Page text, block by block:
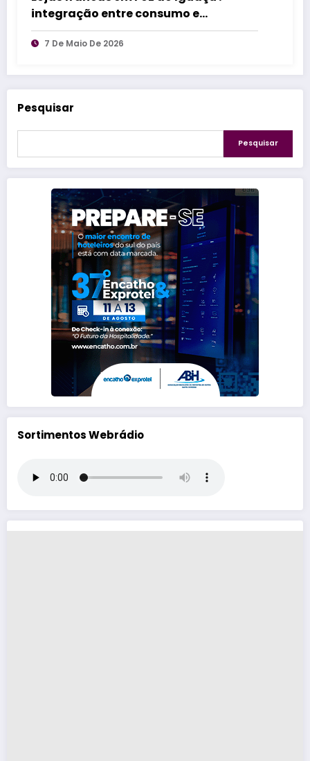
integração entre consumo e
experiência transforma a região
7 De Maio De 2026
Pesquisar
Pesquisar
Sortimentos Webrádio